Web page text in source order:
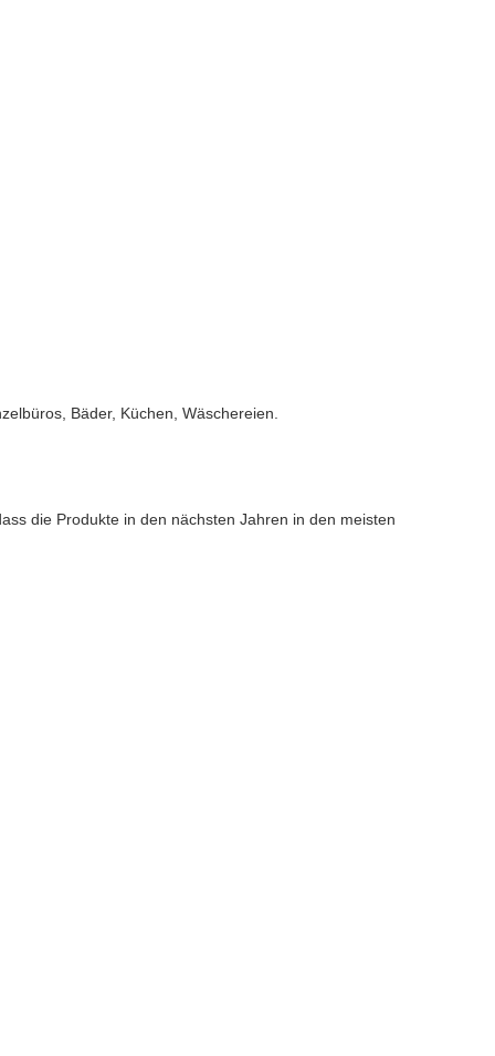
Bäder, Küchen, Wäschereien.
die Produkte in den nächsten Jahren in den meisten